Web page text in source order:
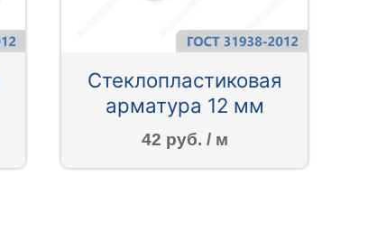
Стеклопластиковая
арматура 12 мм
42 руб. / м